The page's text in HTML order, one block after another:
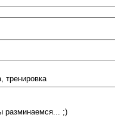
тренировка
разминаемся... ;)